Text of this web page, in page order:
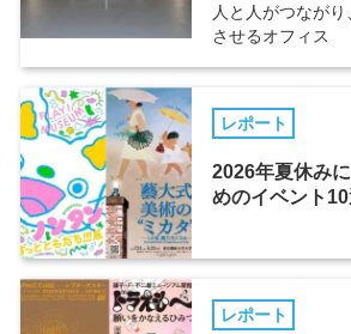
人と人がつなが
させるオフィス
レポート
2026年夏休み
めのイベント
レポート